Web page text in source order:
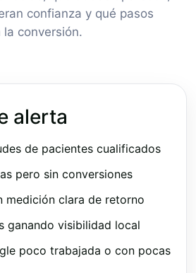
confianza y qué pasos
conversión.
alerta
de pacientes cualificados
pero sin conversiones
medición clara de retorno
ganando visibilidad local
poco trabajada o con pocas